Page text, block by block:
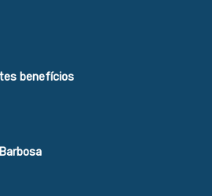
benefícios